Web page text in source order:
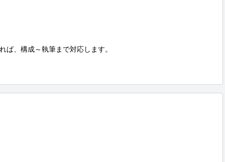
ば、構成～執筆まで対応します。